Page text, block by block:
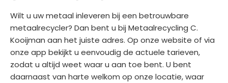
Wilt u uw metaal inleveren bij een betrouwbare
metaalrecycler? Dan bent u bij Metaalrecycling C.
Kooijman aan het juiste adres. Op onze website of via
onze app bekijkt u eenvoudig de actuele tarieven,
zodat u altijd weet waar u aan toe bent. U bent
daarnaast van harte welkom op onze locatie, waar